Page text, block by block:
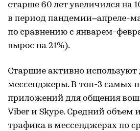
старше 60 лет увеличился на
в период пандемии–апреле-
по сравнению с январем-
вырос на 21%).
Старшие активно используют
мессенджеры. В топ-3 самых
приложений для общения
Viber и Skype. Средний объем
трафика в мессенджерах по